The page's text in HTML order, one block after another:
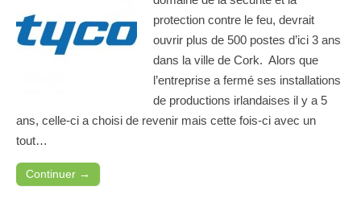
protection contre le feu, devrait
ouvrir plus de 500 postes d’ici 3 ans
dans la ville de Cork. Alors que
l’entreprise a fermé ses installations
de productions irlandaises il y a 5
ans, celle-ci a choisi de revenir mais cette fois-ci avec un
tout…
Continuer →